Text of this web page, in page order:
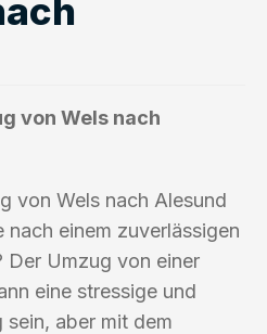
von Wels nach
von Wels nach Alesund
einem zuverlässigen
Der Umzug von einer
eine stressige und
aber mit dem